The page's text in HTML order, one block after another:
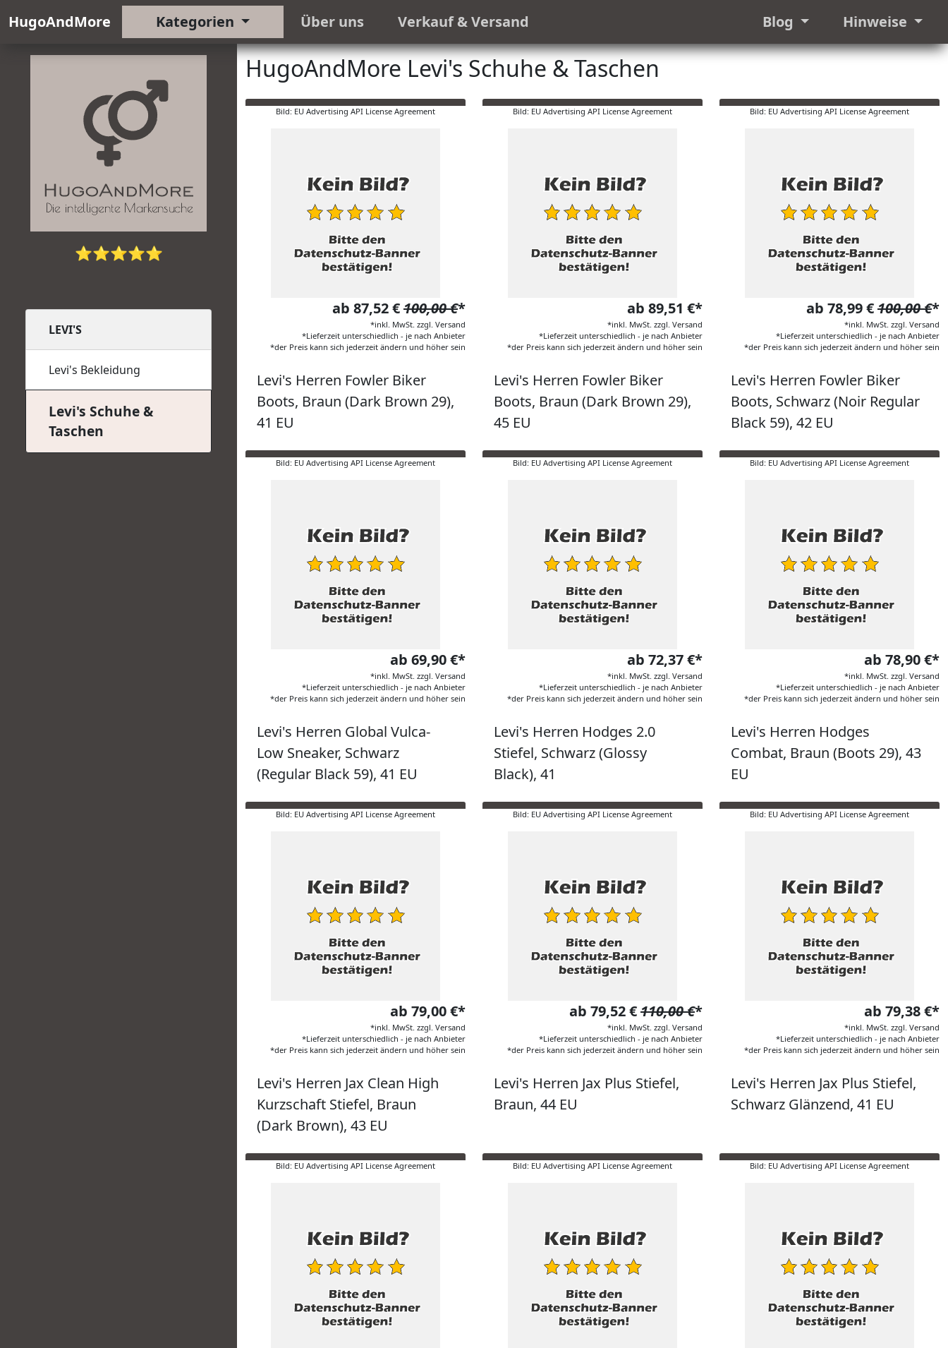
HugoAndMore Kategorien Über uns Verkauf & Versand Blog Hinweise
⭐⭐⭐⭐⭐
LEVI'S
Levi's Bekleidung
Levi's Schuhe &
Taschen
HugoAndMore Levi's Schuhe & Taschen
Bild: EU Advertising API License Agreement
ab 87,52 €100,00 €*
*inkl. MwSt. zzgl. Versand
*Lieferzeit unterschiedlich - je nach Anbieter
*der Preis kann sich jederzeit ändern und höher sein
Levi's Herren Fowler Biker
Boots, Braun (Dark Brown 29),
41 EU
Bild: EU Advertising API License Agreement
ab 89,51 €*
*inkl. MwSt. zzgl. Versand
*Lieferzeit unterschiedlich - je nach Anbieter
*der Preis kann sich jederzeit ändern und höher sein
Levi's Herren Fowler Biker
Boots, Braun (Dark Brown 29),
45 EU
Bild: EU Advertising API License Agreement
ab 78,99 €100,00 €*
*inkl. MwSt. zzgl. Versand
*Lieferzeit unterschiedlich - je nach Anbieter
*der Preis kann sich jederzeit ändern und höher sein
Levi's Herren Fowler Biker
Boots, Schwarz (Noir Regular
Black 59), 42 EU
Bild: EU Advertising API License Agreement
ab 69,90 €*
*inkl. MwSt. zzgl. Versand
*Lieferzeit unterschiedlich - je nach Anbieter
*der Preis kann sich jederzeit ändern und höher sein
Levi's Herren Global Vulca-
Low Sneaker, Schwarz
(Regular Black 59), 41 EU
Bild: EU Advertising API License Agreement
ab 72,37 €*
*inkl. MwSt. zzgl. Versand
*Lieferzeit unterschiedlich - je nach Anbieter
*der Preis kann sich jederzeit ändern und höher sein
Levi's Herren Hodges 2.0
Stiefel, Schwarz (Glossy
Black), 41
Bild: EU Advertising API License Agreement
ab 78,90 €*
*inkl. MwSt. zzgl. Versand
*Lieferzeit unterschiedlich - je nach Anbieter
*der Preis kann sich jederzeit ändern und höher sein
Levi's Herren Hodges
Combat, Braun (Boots 29), 43
EU
Bild: EU Advertising API License Agreement
ab 79,00 €*
*inkl. MwSt. zzgl. Versand
*Lieferzeit unterschiedlich - je nach Anbieter
*der Preis kann sich jederzeit ändern und höher sein
Levi's Herren Jax Clean High
Kurzschaft Stiefel, Braun
(Dark Brown), 43 EU
Bild: EU Advertising API License Agreement
ab 79,52 €110,00 €*
*inkl. MwSt. zzgl. Versand
*Lieferzeit unterschiedlich - je nach Anbieter
*der Preis kann sich jederzeit ändern und höher sein
Levi's Herren Jax Plus Stiefel,
Braun, 44 EU
Bild: EU Advertising API License Agreement
ab 79,38 €*
*inkl. MwSt. zzgl. Versand
*Lieferzeit unterschiedlich - je nach Anbieter
*der Preis kann sich jederzeit ändern und höher sein
Levi's Herren Jax Plus Stiefel,
Schwarz Glänzend, 41 EU
Bild: EU Advertising API License Agreement Bild: EU Advertising API License Agreement Bild: EU Advertising API License Agreement